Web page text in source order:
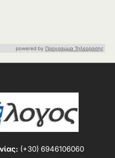
powered by Προγραμμα Τηλεορασης
(+30) 6946106060